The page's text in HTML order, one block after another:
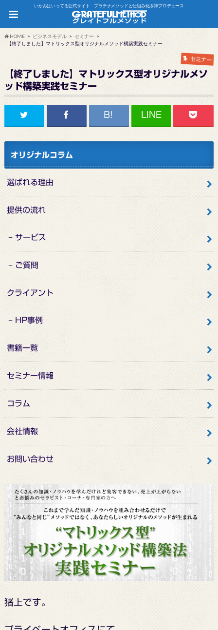
いかみはいってる公式サイト プラチナメソッドと仕組み化を神プロデュース
HOME ビジネスモデル
セミナー
【終了しました】マトリックス型オリジナルメソッド構築実践セミナー
セミナー
【終了しました】マトリックス型オリジナルメソ
ッド構築実践セミナー
オリジナルコラム
選ばれる理由
提供の流れ
サービス
ご質問
クライアント
HP事例
書籍一覧
セミナー情報
コラム
会社情報
お問い合わせ
猪上です。